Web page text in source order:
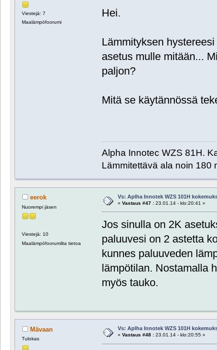
Viestejä: 7
Maalämpöfoorumi
Hei.
Lämmityksen
asetus mulle mitään...
paljon?
Mitä se käytännössä
Alpha Innotec WZS 81H.
Lämmitettävä ala noin 180
eerok
Nuorempi jäsen
Viestejä: 10
Maalämpöfoorumilta tietoa
Vs: Aplha Innotek WZS 101H
« Vastaus #47 :23.01.14 - klo:20:41 »
Jos sinulla on 2K
paluuvesi on 2 astetta
kunnes paluuveden
lämpötilan. Nostamalla
myös tauko.
Mävaan
Tulokas
Vs: Aplha Innotek WZS 101H
« Vastaus #48 :23.01.14 - klo:20:55 »